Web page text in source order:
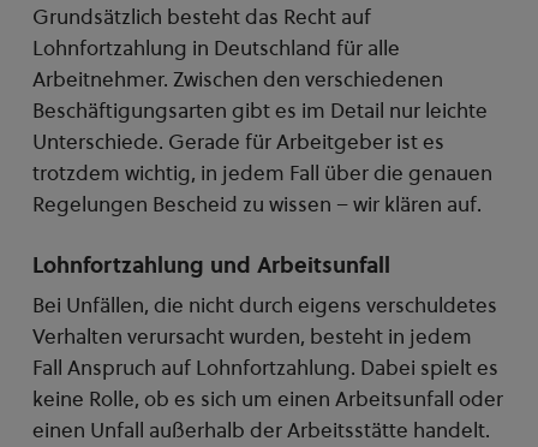
Grundsätzlich besteht das Recht auf
Lohnfortzahlung in Deutschland für alle
Arbeitnehmer. Zwischen den verschiedenen
Beschäftigungsarten gibt es im Detail nur leichte
Unterschiede. Gerade für Arbeitgeber ist es
trotzdem wichtig, in jedem Fall über die genauen
Regelungen Bescheid zu wissen – wir klären auf.
Lohnfortzahlung und Arbeitsunfall
Bei Unfällen, die nicht durch eigens verschuldetes
Verhalten verursacht wurden, besteht in jedem
Fall Anspruch auf Lohnfortzahlung. Dabei spielt es
keine Rolle, ob es sich um einen Arbeitsunfall oder
einen Unfall außerhalb der Arbeitsstätte handelt.